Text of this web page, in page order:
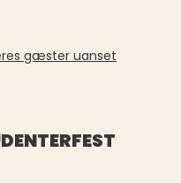
gæster uanset